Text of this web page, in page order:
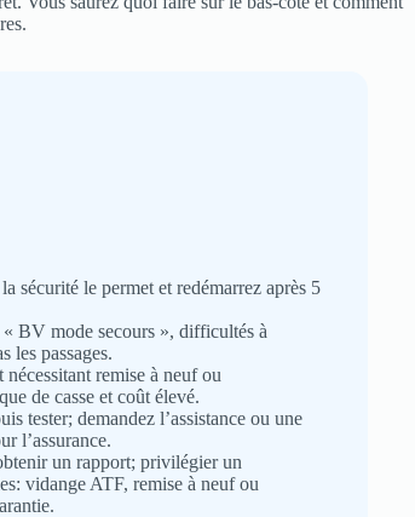
sécurité le permet et redémarrez après 5
BV mode secours », difficultés à
les passages.
remise à neuf ou
de casse et coût élevé.
tester; demandez l’assistance ou une
l’assurance.
un rapport; privilégier un
vidange ATF, remise à neuf ou